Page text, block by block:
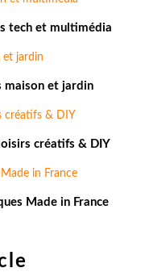
tech et multimédia
maison et jardin
créatifs & DIY
Made in France